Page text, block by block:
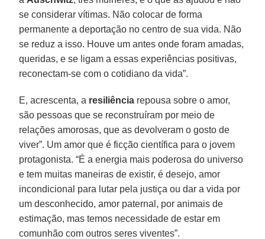
se considerar vítimas. Não colocar de forma
permanente a deportação no centro de sua vida. Não
se reduz a isso. Houve um antes onde foram amadas,
queridas, e se ligam a essas experiências positivas,
reconectam-se com o cotidiano da vida”.
E, acrescenta, a resiliência repousa sobre o amor,
são pessoas que se reconstruíram por meio de
relações amorosas, que as devolveram o gosto de
viver”. Um amor que é ficção científica para o jovem
protagonista. “É a energia mais poderosa do universo
e tem muitas maneiras de existir, é desejo, amor
incondicional para lutar pela justiça ou dar a vida por
um desconhecido, amor paternal, por animais de
estimação, mas temos necessidade de estar em
comunhão com outros seres viventes”.